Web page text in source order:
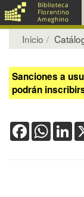
Inicio
Sanciones a
podrán
Facebook